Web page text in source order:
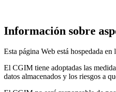
Información sobre
Esta página Web está hospedada
El CGIM tiene adoptadas las
datos almacenados y los riesgos a